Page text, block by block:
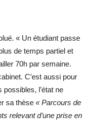
« Un étudiant passe
de temps partiel et
70h par semaine.
C’est aussi pour
l’état ne
sa thèse « Parcours de
relevant d’une prise en